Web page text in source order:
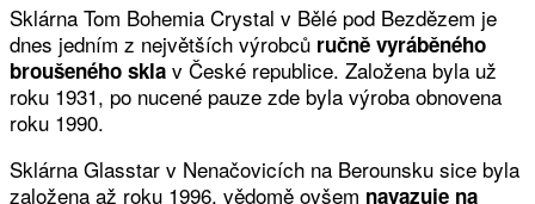
Sklárna Tom Bohemia Crystal v Bělé pod Bezdězem je
dnes jedním z největších výrobců ručně vyráběného
broušeného skla v České republice. Založena byla už
roku 1931, po nucené pauze zde byla výroba obnovena
roku 1990.
Sklárna Glasstar v Nenačovicích na Berounsku sice byla
založena až roku 1996, vědomě ovšem navazuje na